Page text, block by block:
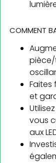
COMMENT
pièce/
Faites
et
vous
aux